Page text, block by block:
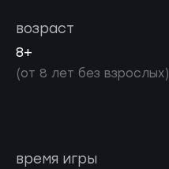
возраст
8+
(от 8 лет без взрослых)
время игры